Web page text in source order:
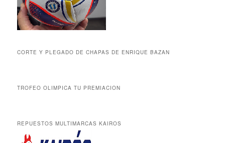
CORTE Y PLEGADO DE CHAPAS DE ENRIQUE BAZAN
TROFEO OLIMPICA TU PREMIACION
REPUESTOS MULTIMARCAS KAIROS